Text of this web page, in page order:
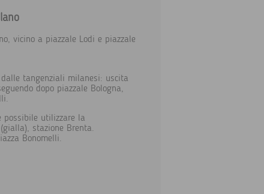
vicino a piazzale Lodi e piazzale
tangenziali milanesi: uscita
dopo piazzale Bologna,
possibile utilizzare la
stazione Brenta.
Bonomelli.